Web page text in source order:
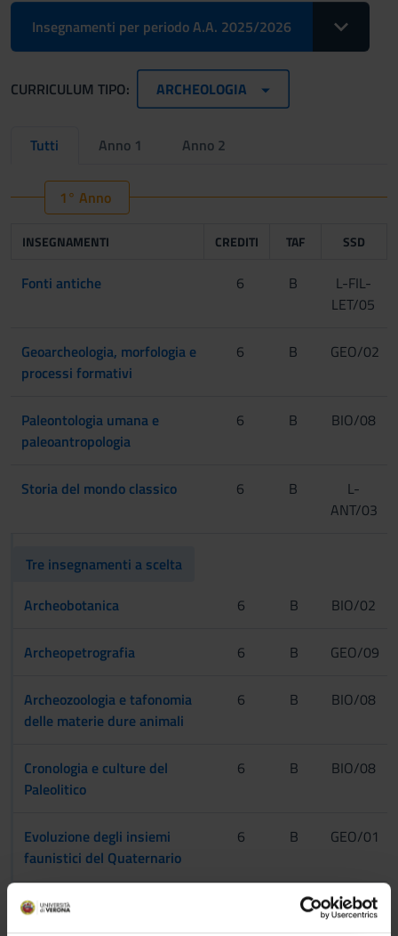
Insegnamenti per periodo A.A. 2025/2026
Toggle
CURRICULUM TIPO: ARCHEOLOGIA
Tutti Anno 1 Anno 2
1° Anno
INSEGNAMENTI CREDITI TAF SSD
Fonti antiche 6 B
L-FIL-
LET/05
Geoarcheologia, morfologia e
processi formativi
6 B GEO/02
Paleontologia umana e
paleoantropologia
6 B BIO/08
Storia del mondo classico 6 B
L-
ANT/03
Tre insegnamenti a scelta
Archeobotanica
6 B BIO/02
Archeopetrografia 6 B GEO/09
Archeozoologia e tafonomia
delle materie dure animali
6 B BIO/08
Cronologia e culture del
Paleolitico
6 B BIO/08
Evoluzione degli insiemi
faunistici del Quaternario
6 B GEO/01
Due insegnamenti a scelta